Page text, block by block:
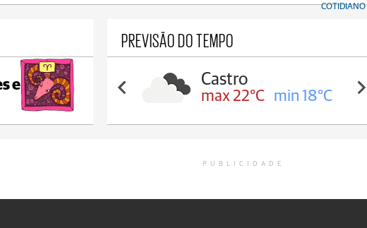
COTIDIANO
e
PREVISÃO DO TEMPO
18°C
Castro
max 22°C min 18°C
PUBLICIDADE